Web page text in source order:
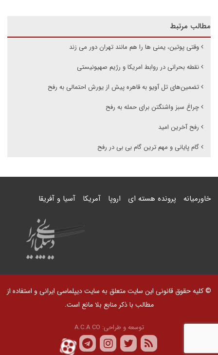
مطالب مرتبط
وقتی پوتین، یمنی ها را هم مانند تهران دور می زند
نقطه بحرانی در روابط امریکا و رژیم صهیونیستی
تضمین‌های تل آویو به قاهره پیش از یورش احتمالی به رفح
چراغ سبز واشنگتن برای حمله به رفح
رفح آخرین امید
گام پایانی و مهم ترین گام بی بی در رفح
خاورمیانه پرونده هسته ای اروپا آمریکا آسیا و آفریقا
© کلیه حقوق قانونی این سایت متعلق به سایت دیپلماسی ایرانی و استفاده از
مطالب با ذکر منابع بلا مانع است.
توسعه و طراحی: A.C.A CO